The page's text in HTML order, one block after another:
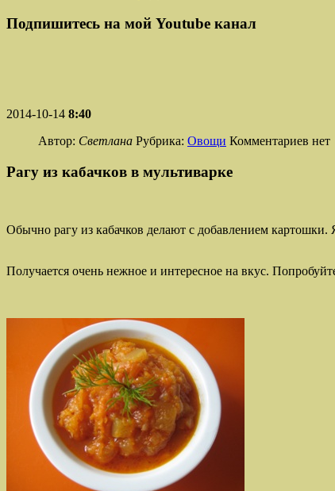
Подпишитесь на мой Youtube канал
2014-10-14 8:40
Автор: Светлана Рубрика: Овощи Комментариев нет
Рагу из кабачков в мультиварке
Обычно рагу из кабачков делают с добавлением
Получается очень нежное и интересное на вкус.